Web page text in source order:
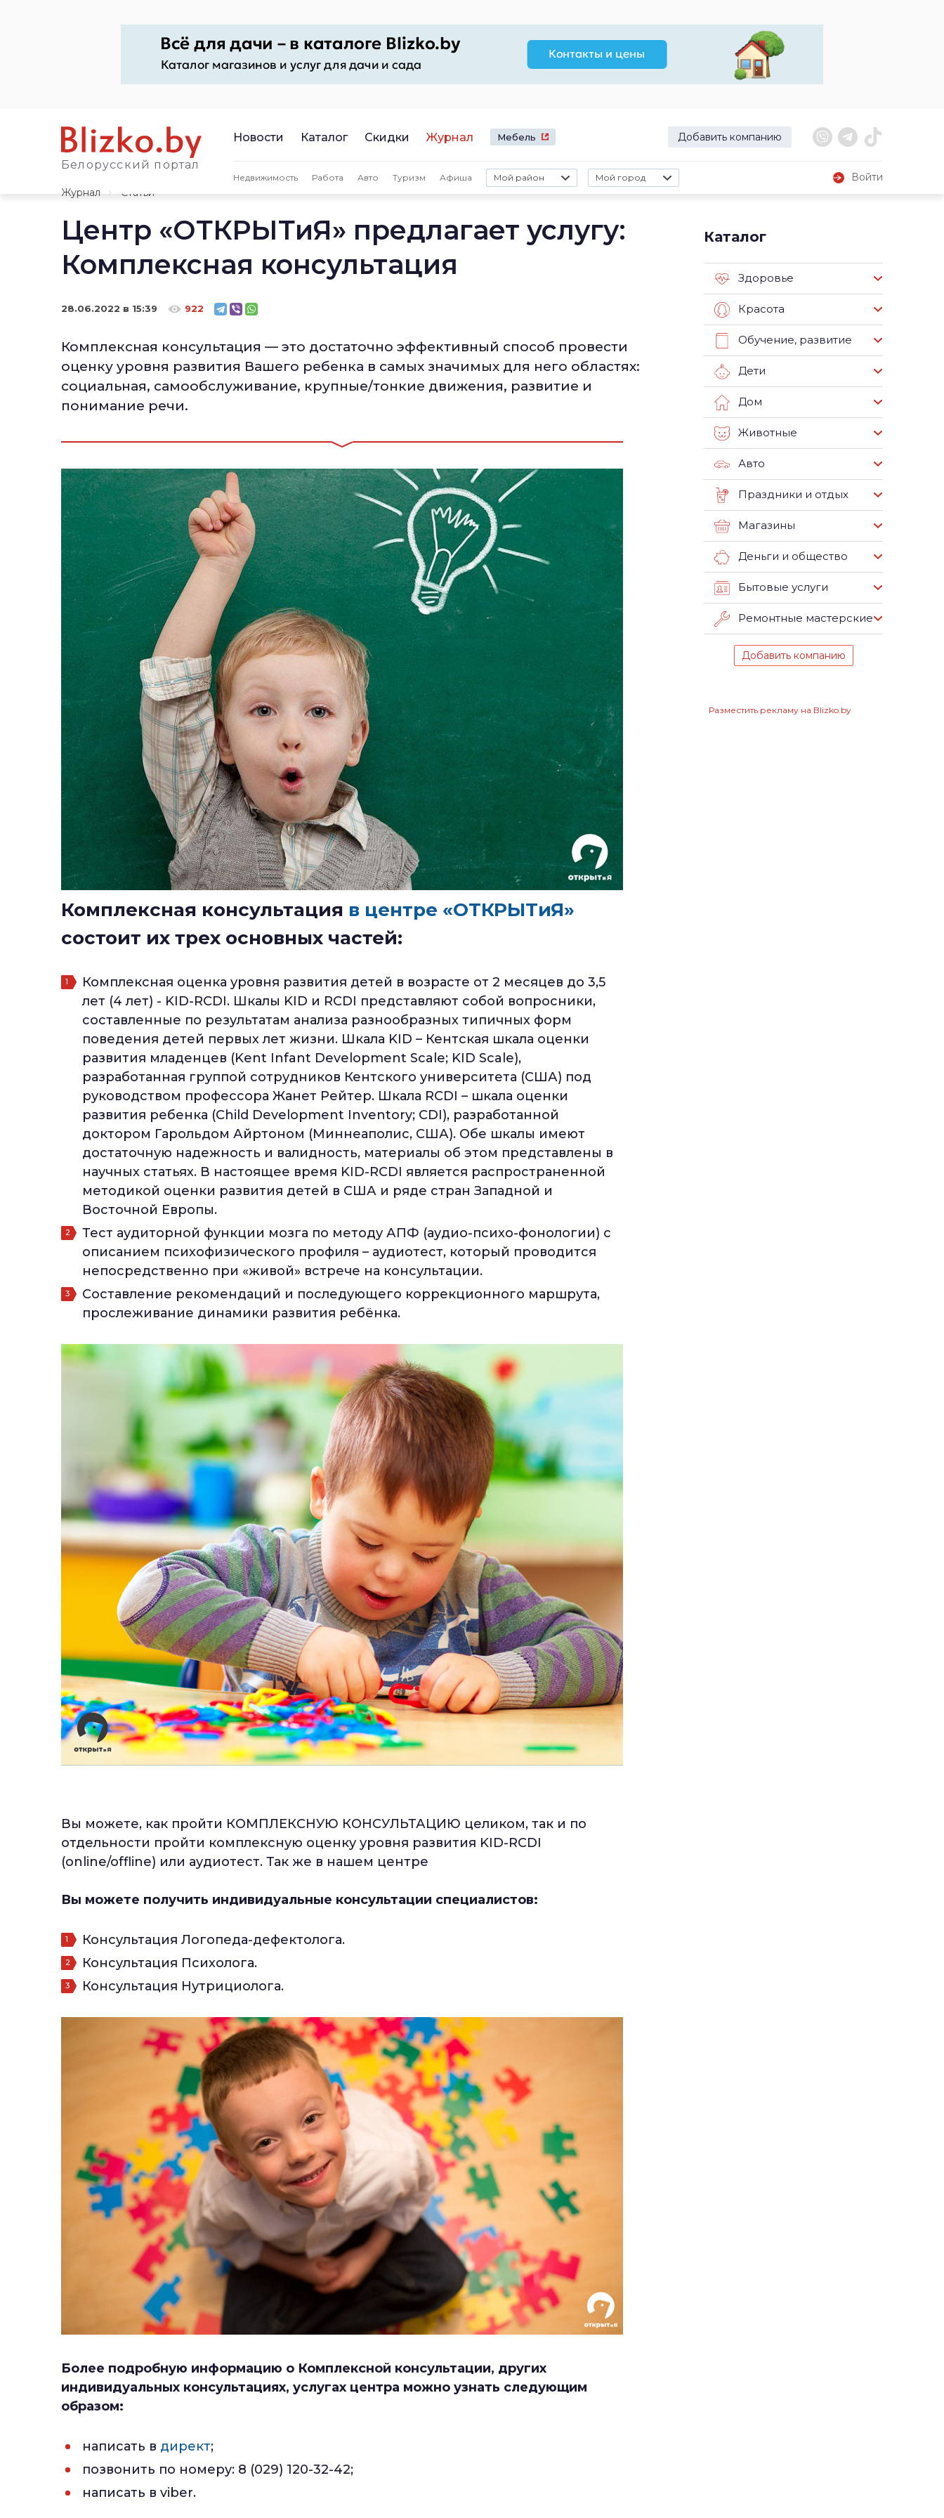
Белорусский портал
Новости Каталог Скидки Журнал Мебель Добавить компанию
Недвижимость Работа Авто Туризм Афиша Мой район Мой город
Войти
Журнал
Статьи
Центр «ОТКРЫТиЯ» предлагает услугу:
Комплексная консультация
28.06.2022 в 15:39 922
Комплексная консультация — это достаточно эффективный способ провести
оценку уровня развития Вашего ребенка в самых значимых для него областях:
социальная, самообслуживание, крупные/тонкие движения, развитие и
понимание речи.
Комплексная консультация в центре «ОТКРЫТиЯ»
состоит их трех основных частей:
Комплексная оценка уровня развития детей в возрасте от 2 месяцев до 3,5
лет (4 лет) - KID-RCDI. Шкалы KID и RCDI представляют собой вопросники,
составленные по результатам анализа разнообразных типичных форм
поведения детей первых лет жизни. Шкала KID – Кентская шкала оценки
развития младенцев (Kent Infant Development Scale; KID Scale),
разработанная группой сотрудников Кентского университета (США) под
руководством профессора Жанет Рейтер. Шкала RCDI – шкала оценки
развития ребенка (Child Development Inventory; CDI), разработанной
доктором Гарольдом Айртоном (Миннеаполис, США). Обе шкалы имеют
достаточную надежность и валидность, материалы об этом представлены в
научных статьях. В настоящее время KID-RCDI является распространенной
методикой оценки развития детей в США и ряде стран Западной и
Восточной Европы.
Тест аудиторной функции мозга по методу АПФ (аудио-психо-фонологии) с
описанием психофизического профиля – аудиотест, который проводится
непосредственно при «живой» встрече на консультации.
Составление рекомендаций и последующего коррекционного маршрута,
прослеживание динамики развития ребёнка.
Вы можете, как пройти КОМПЛЕКСНУЮ КОНСУЛЬТАЦИЮ целиком, так и по
отдельности пройти комплексную оценку уровня развития KID-RCDI
(online/offline) или аудиотест. Так же в нашем центре
Вы можете получить индивидуальные консультации специалистов:
Консультация Логопеда-дефектолога.
Консультация Психолога.
Консультация Нутрициолога.
Более подробную информацию о Комплексной консультации, других
индивидуальных консультациях, услугах центра можно узнать следующим
образом:
написать в директ;
позвонить по номеру: 8 (029) 120-32-42;
написать в viber.
Каталог
Здоровье
Красота
Обучение, развитие
Дети
Дом
Животные
Авто
Праздники и отдых
Магазины
Деньги и общество
Бытовые услуги
Ремонтные мастерские
Добавить компанию
Разместить рекламу на Blizko.by